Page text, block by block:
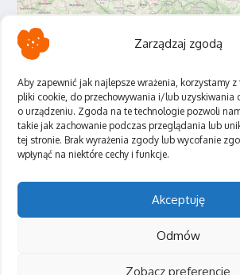
Zarządzaj zgodą
Aby zapewnić jak najlepsze wrażenia, korzystamy
pliki cookie, do przechowywania i/lub uzyskiwania
o urządzeniu. Zgoda na te technologie pozwoli
takie jak zachowanie podczas przeglądania lub
tej stronie. Brak wyrażenia zgody lub wycofanie
wpłynąć na niektóre cechy i funkcje.
Akceptuję
Odmów
Zobacz preferencje
Polityka Prywatności
Regulamin